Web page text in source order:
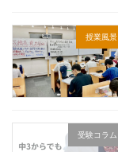
授業風景
受験コラム